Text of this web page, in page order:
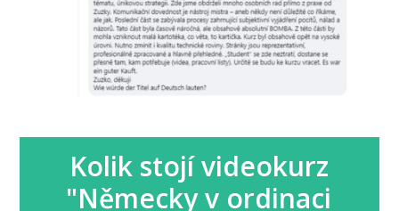
Kolik stojí videokurz
"Německy v ordinaci